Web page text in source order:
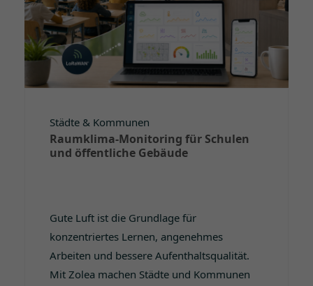
Städte & Kommunen
Raumklima-Monitoring für Schulen
und öffentliche Gebäude
Gute Luft ist die Grundlage für
konzentriertes Lernen, angenehmes
Arbeiten und bessere Aufenthaltsqualität.
Mit Zolea machen Städte und Kommunen